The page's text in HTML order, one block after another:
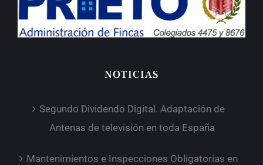
NOTICIAS
Segundo Dividendo Digital. Adaptación de
Antenas de televisión en toda España
Mantenimientos e Inspecciones Obligatorias en